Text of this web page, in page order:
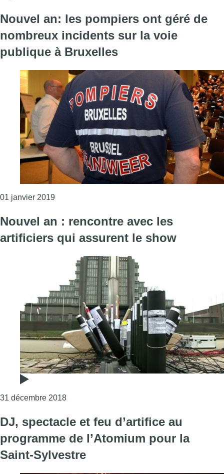
Nouvel an: les pompiers ont géré de
nombreux incidents sur la voie
publique à Bruxelles
01 janvier 2019Consulter l'article "Nouvel an: les pompiers
Nouvel an : rencontre avec les
artificiers qui assurent le show
31 décembre 2018Consulter l'article "Nouvel an : rencontre
DJ, spectacle et feu d’artifice au
programme de l’Atomium pour la
Saint-Sylvestre